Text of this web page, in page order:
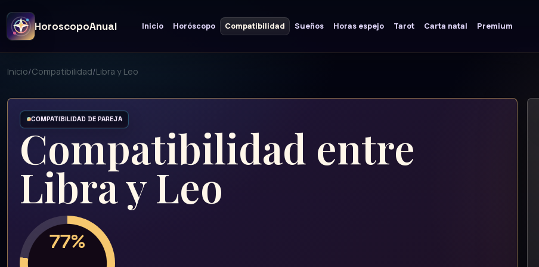
HoroscopoAnual Inicio Horóscopo Compatibilidad Sueños Horas espejo Tarot Carta natal Premium
Inicio/Compatibilidad/Libra y Leo
COMPATIBILIDAD DE PAREJA
Compatibilidad entre
Libra y Leo
77%